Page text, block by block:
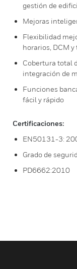
gestión de
Mejoras
Flexibilidad
horarios, DCM y
Cobertura total
integración de
Funciones
fácil y rápido
Certificaciones:
EN50131-3:
Grado de
PD6662:2010